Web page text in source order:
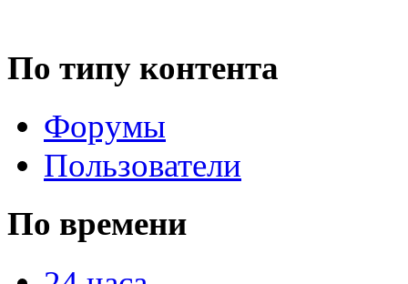
По типу контента
Форумы
Пользователи
По времени